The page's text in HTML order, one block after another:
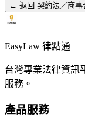
← 返回 契約法／商事
EasyLaw 律點通
台灣專業法律資訊
服務。
產品服務